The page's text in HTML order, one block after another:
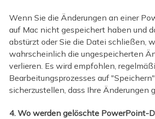
Wenn Sie die Änderungen an einer
auf Mac nicht gespeichert haben und
abstürzt oder Sie die Datei schließen,
wahrscheinlich die ungespeicherten
verlieren. Es wird empfohlen,
Bearbeitungsprozesses auf
sicherzustellen, dass Ihre Änderungen
4. Wo werden gelöschte PowerPoint-